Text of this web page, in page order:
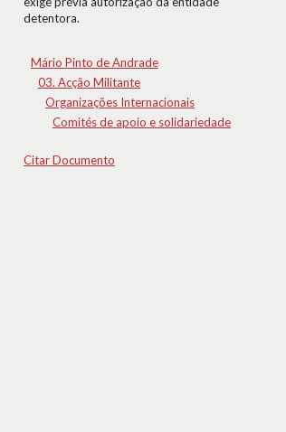
detentora.
Mário Pinto de Andrade
03. Acção Militante
Organizações Internacionais
Comités de apoio e solidariedade
Citar Documento